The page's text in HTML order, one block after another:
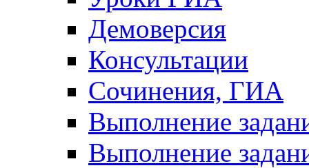
Демоверсия
Консультации
Сочинения, ГИА
Выполнение
Выполнение